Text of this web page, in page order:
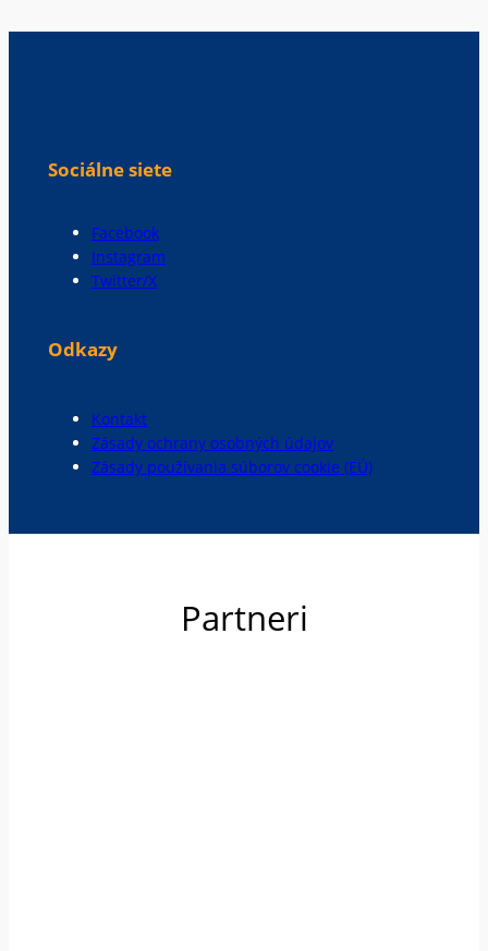
Sociálne siete
Facebook
Instagram
Twitter/X
Odkazy
Kontakt
Zásady ochrany osobných údajov
Zásady používania súborov cookie (EÚ)
Partneri